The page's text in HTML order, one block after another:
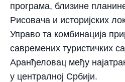
програма, близине
Рисовача и историјских
Управо та комбинација
савремених туристичких
Аранђеловац међу
у централној Србији.